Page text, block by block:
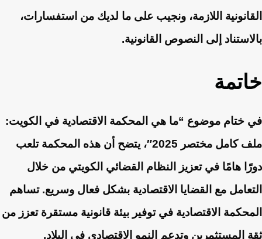
القانونية اللازمة، ونجيب على ما لديك من استفسارات،
بالاستناد إلى النصوص القانونية.
خاتمة
في ختام موضوع “ما هي المحكمة الاقتصادية في الكويت:
ملف كامل مختصر 2025″، يتضح أن هذه المحكمة تلعب
دورًا هامًا في تعزيز النظام القضائي الكويتي من خلال
التعامل مع القضايا الاقتصادية بشكل فعال وسريع. تساهم
المحكمة الاقتصادية في توفير بيئة قانونية مستقرة تعزز من
ثقة المستثمرين وتدعم النمو الاقتصادي في البلاد.